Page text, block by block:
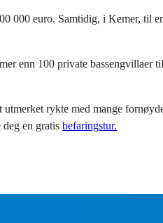
000 euro. Samtidig, i Kemer, til
enn 100 private bassengvillaer
rykte med mange
en gratis befaringstur.